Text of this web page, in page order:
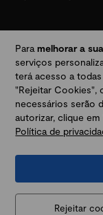
Redes sociais
Desbloqueie
Av. Brigadeiro Faria Lima,
Paramelhorar a
serviços
terá acesso a
"Rejeitar Cookies",
necessários serão
autorizar, clique
Política de
Rejeitar